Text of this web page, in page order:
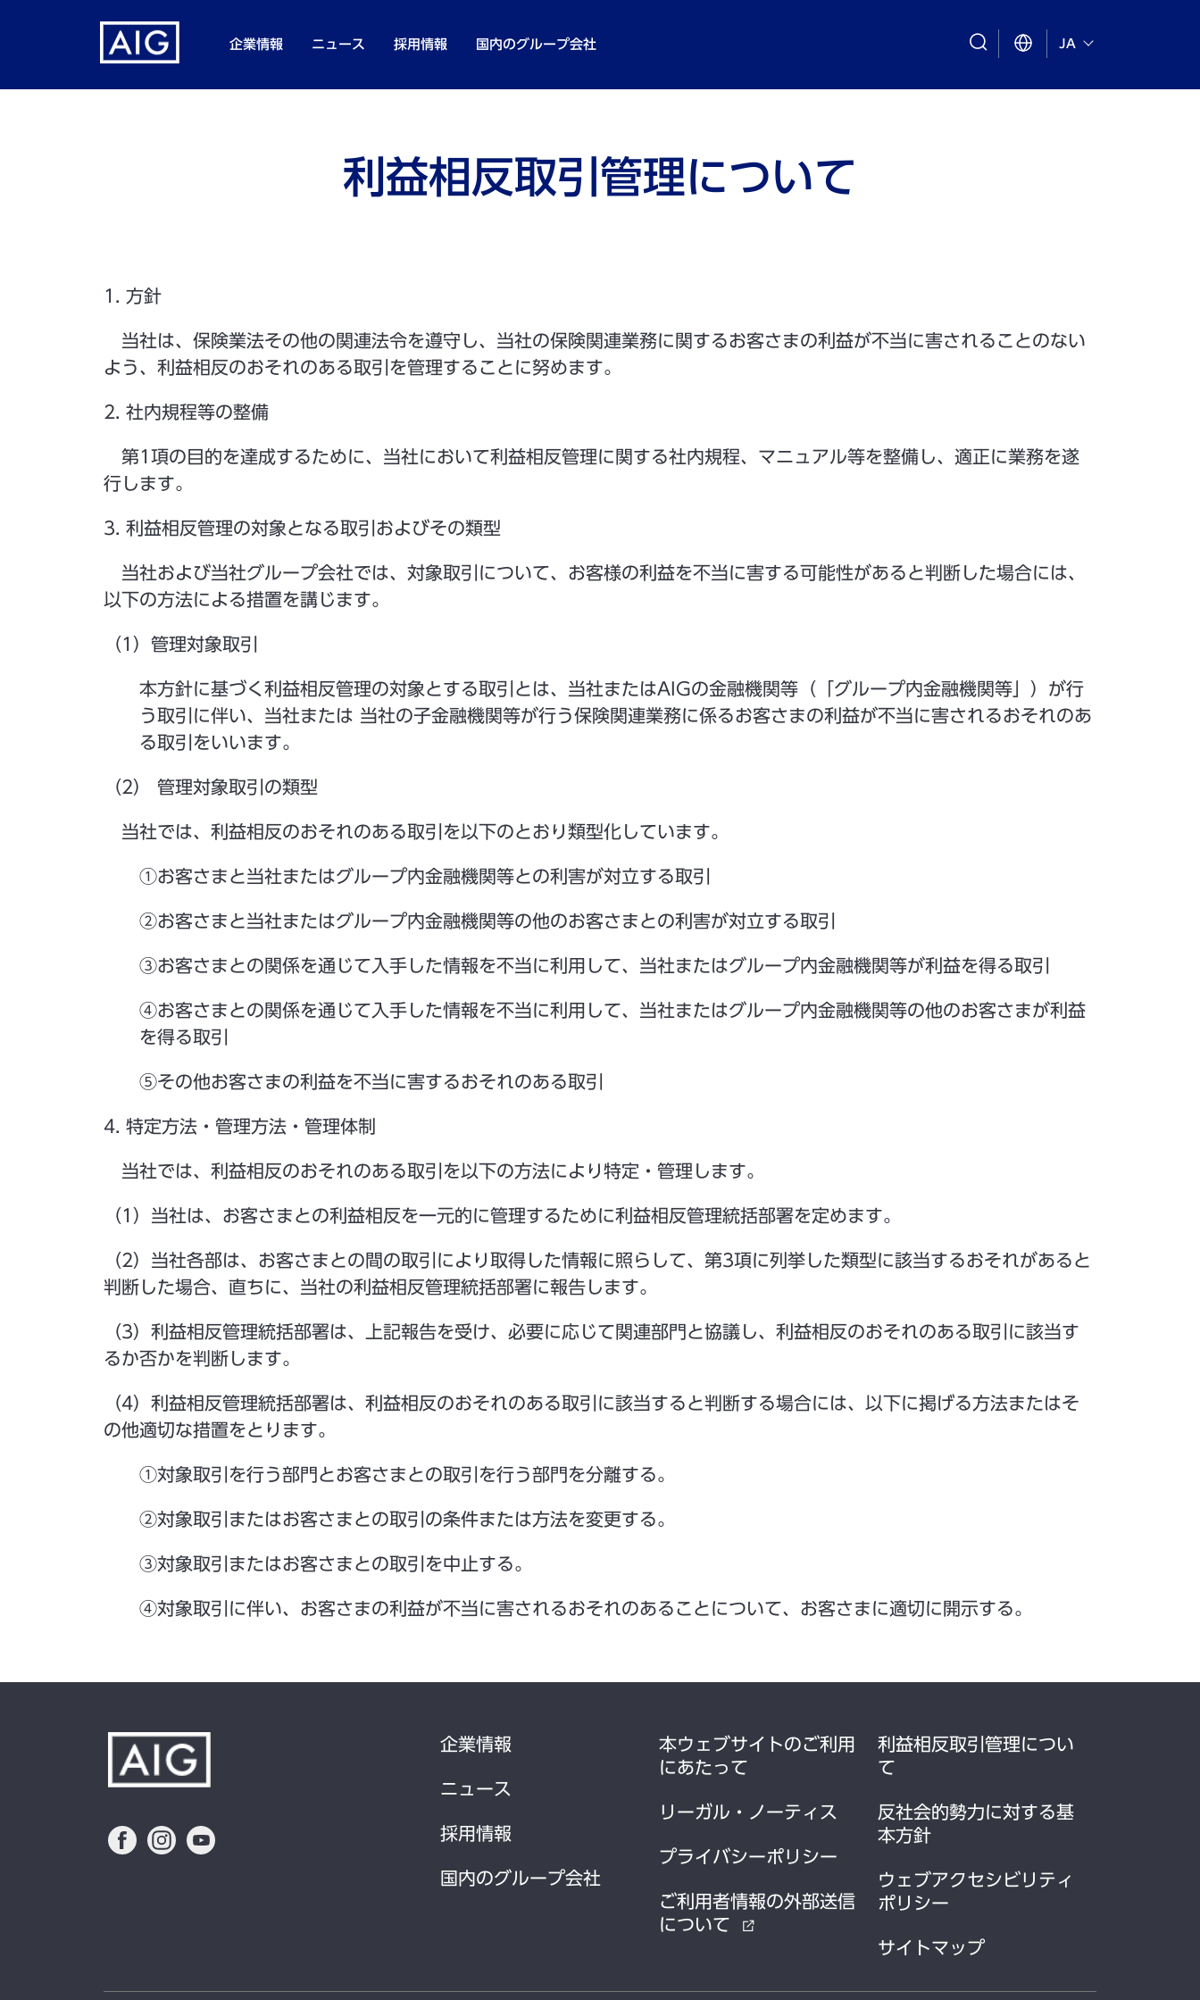
企業情報 ニュース 採用情報 国内のグループ会社 search JA
利益相反取引管理について
1. 方針
当社は、保険業法その他の関連法令を遵守し、当社の保険関連業務に関するお客さまの利益が不当に害されることのない
よう、利益相反のおそれのある取引を管理することに努めます。
2. 社内規程等の整備
第1項の目的を達成するために、当社において利益相反管理に関する社内規程、マニュアル等を整備し、適正に業務を遂
行します。
3. 利益相反管理の対象となる取引およびその類型
当社および当社グループ会社では、対象取引について、お客様の利益を不当に害する可能性があると判断した場合には、
以下の方法による措置を講じます。
（1）管理対象取引
本方針に基づく利益相反管理の対象とする取引とは、当社またはAIGの金融機関等（「グループ内金融機関等」）が行
う取引に伴い、当社または 当社の子金融機関等が行う保険関連業務に係るお客さまの利益が不当に害されるおそれのあ
る取引をいいます。
（2） 管理対象取引の類型
当社では、利益相反のおそれのある取引を以下のとおり類型化しています。
①お客さまと当社またはグループ内金融機関等との利害が対立する取引
②お客さまと当社またはグループ内金融機関等の他のお客さまとの利害が対立する取引
③お客さまとの関係を通じて入手した情報を不当に利用して、当社またはグループ内金融機関等が利益を得る取引
④お客さまとの関係を通じて入手した情報を不当に利用して、当社またはグループ内金融機関等の他のお客さまが利益
を得る取引
⑤その他お客さまの利益を不当に害するおそれのある取引
4. 特定方法・管理方法・管理体制
当社では、利益相反のおそれのある取引を以下の方法により特定・管理します。
（1）当社は、お客さまとの利益相反を一元的に管理するために利益相反管理統括部署を定めます。
（2）当社各部は、お客さまとの間の取引により取得した情報に照らして、第3項に列挙した類型に該当するおそれがあると
判断した場合、直ちに、当社の利益相反管理統括部署に報告します。
（3）利益相反管理統括部署は、上記報告を受け、必要に応じて関連部門と協議し、利益相反のおそれのある取引に該当す
るか否かを判断します。
（4）利益相反管理統括部署は、利益相反のおそれのある取引に該当すると判断する場合には、以下に掲げる方法またはそ
の他適切な措置をとります。
①対象取引を行う部門とお客さまとの取引を行う部門を分離する。
②対象取引またはお客さまとの取引の条件または方法を変更する。
③対象取引またはお客さまとの取引を中止する。
④対象取引に伴い、お客さまの利益が不当に害されるおそれのあることについて、お客さまに適切に開示する。
企業情報
ニュース
採用情報
国内のグループ会社
本ウェブサイトのご利用
にあたって
リーガル・ノーティス
プライバシーポリシー
ご利用者情報の外部送信
について
external_link
利益相反取引管理につい
て
反社会的勢力に対する基
本方針
ウェブアクセシビリティ
ポリシー
サイトマップ